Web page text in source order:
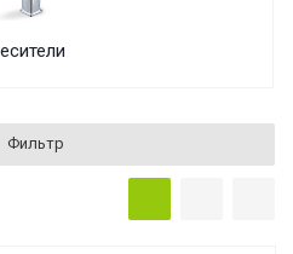
Фильтр